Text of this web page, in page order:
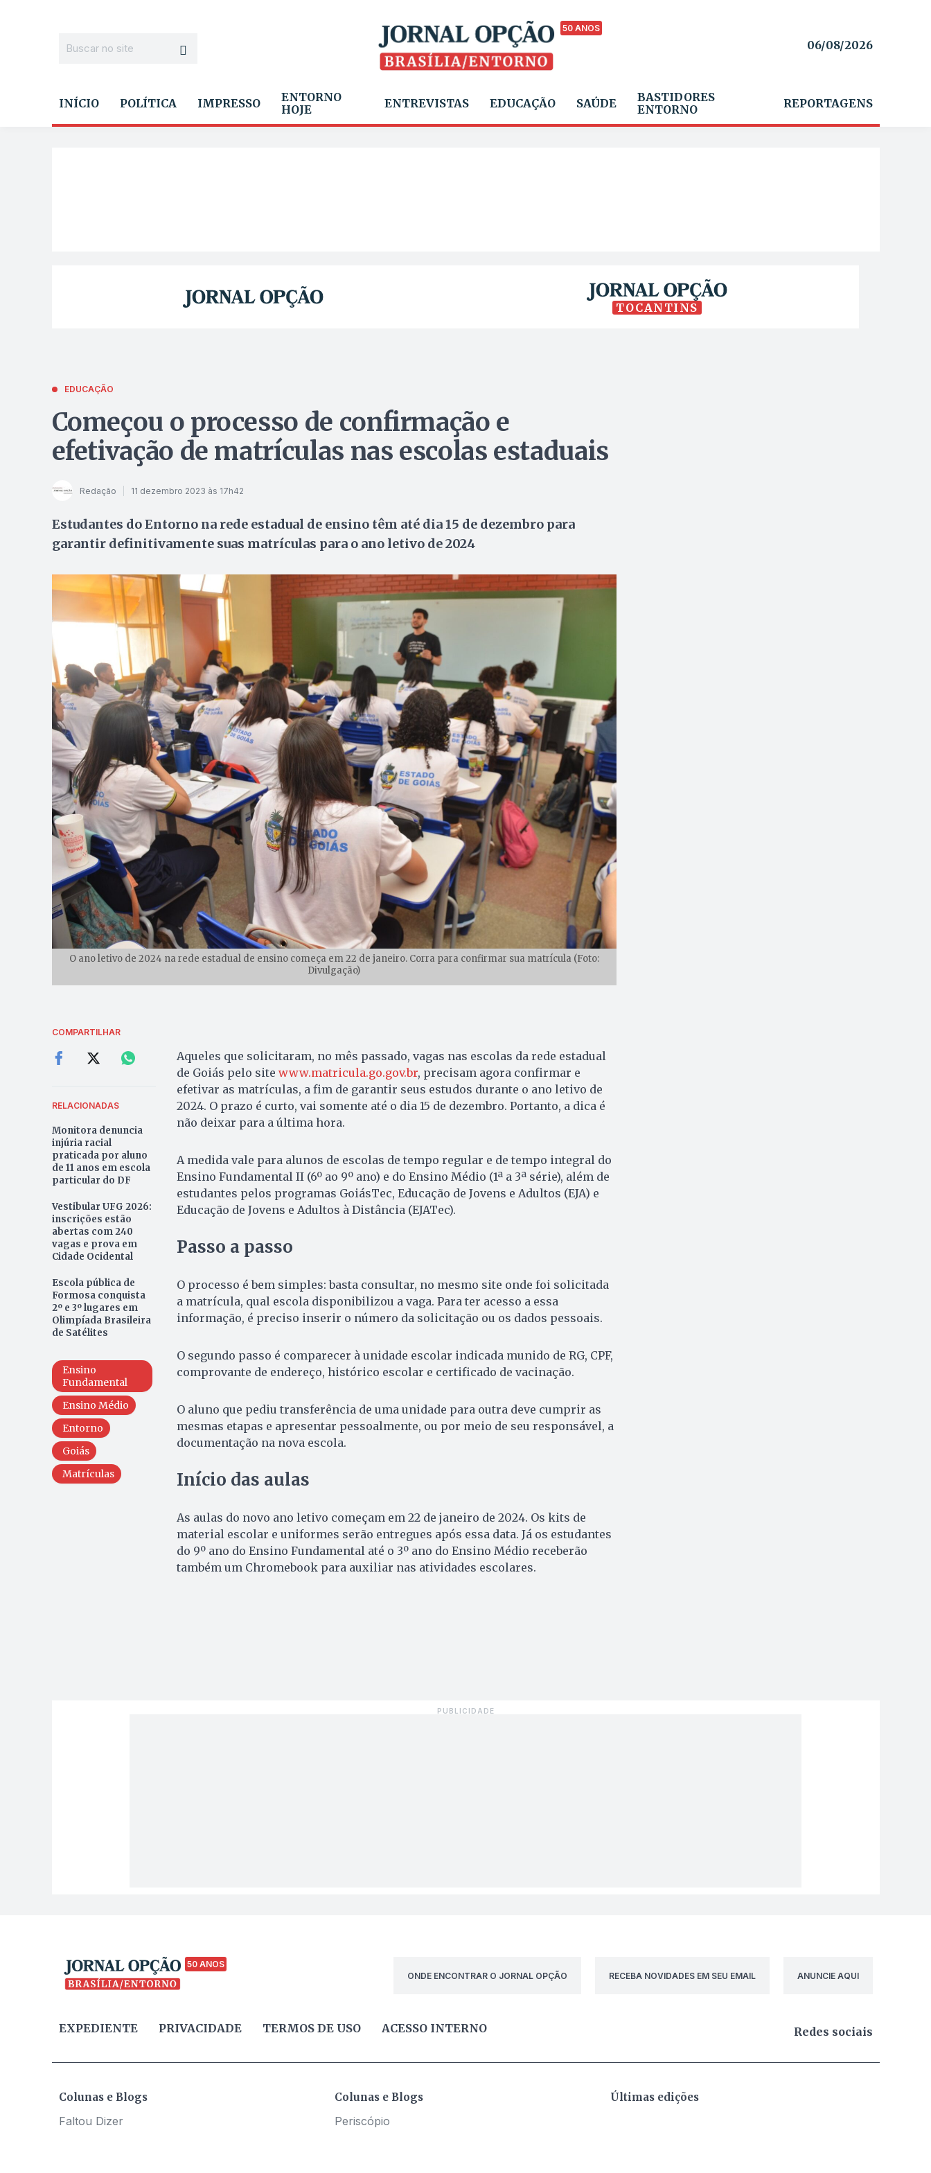
50 ANOS
06/08/2026
INÍCIO POLÍTICA IMPRESSO
ENTORNO
HOJE
ENTREVISTAS EDUCAÇÃO SAÚDE
BASTIDORES
ENTORNO
REPORTAGENS
TOCANTINS
EDUCAÇÃO
Começou o processo de confirmação e
efetivação de matrículas nas escolas estaduais
Redação 11 dezembro 2023 às 17h42
Estudantes do Entorno na rede estadual de ensino têm até dia 15 de dezembro para
garantir definitivamente suas matrículas para o ano letivo de 2024
O ano letivo de 2024 na rede estadual de ensino começa em 22 de janeiro. Corra para confirmar sua matrícula (Foto:
Divulgação)
COMPARTILHAR
RELACIONADAS
Monitora denuncia
injúria racial
praticada por aluno
de 11 anos em escola
particular do DF
Vestibular UFG 2026:
inscrições estão
abertas com 240
vagas e prova em
Cidade Ocidental
Escola pública de
Formosa conquista
2º e 3º lugares em
Olimpíada Brasileira
de Satélites
Ensino
Fundamental
Ensino Médio
Entorno
Goiás
Matrículas
Aqueles que solicitaram, no mês passado, vagas nas escolas da rede estadual
de Goiás pelo site www.matricula.go.gov.br, precisam agora confirmar e
efetivar as matrículas, a fim de garantir seus estudos durante o ano letivo de
2024. O prazo é curto, vai somente até o dia 15 de dezembro. Portanto, a dica é
não deixar para a última hora.
A medida vale para alunos de escolas de tempo regular e de tempo integral do
Ensino Fundamental II (6º ao 9º ano) e do Ensino Médio (1ª a 3ª série), além de
estudantes pelos programas GoiásTec, Educação de Jovens e Adultos (EJA) e
Educação de Jovens e Adultos à Distância (EJATec).
Passo a passo
O processo é bem simples: basta consultar, no mesmo site onde foi solicitada
a matrícula, qual escola disponibilizou a vaga. Para ter acesso a essa
informação, é preciso inserir o número da solicitação ou os dados pessoais.
O segundo passo é comparecer à unidade escolar indicada munido de RG, CPF,
comprovante de endereço, histórico escolar e certificado de vacinação.
O aluno que pediu transferência de uma unidade para outra deve cumprir as
mesmas etapas e apresentar pessoalmente, ou por meio de seu responsável, a
documentação na nova escola.
Início das aulas
As aulas do novo ano letivo começam em 22 de janeiro de 2024. Os kits de
material escolar e uniformes serão entregues após essa data. Já os estudantes
do 9º ano do Ensino Fundamental até o 3º ano do Ensino Médio receberão
também um Chromebook para auxiliar nas atividades escolares.
50 ANOS
ONDE ENCONTRAR O JORNAL OPÇÃO
RECEBA NOVIDADES EM SEU EMAIL ANUNCIE AQUI
EXPEDIENTE PRIVACIDADE TERMOS DE USO ACESSO INTERNO Redes sociais
Colunas e Blogs
Faltou Dizer
Colunas e Blogs
Periscópio
Últimas edições